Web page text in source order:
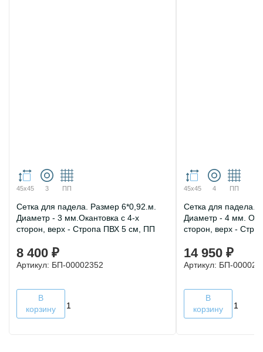
45х45 3 ПП
Сетка для падела. Размер 6*0,92.м.
Диаметр - 3 мм.Окантовка с 4-х
сторон, верх - Стропа ПВХ 5 см, ПП
8 400 ₽
Артикул: БП-00002352
В
корзину
45х45 4 ПП
Сетка для падела.
Диаметр - 4 мм.
сторон, верх -
14 950 ₽
Артикул: БП-
В
корзину